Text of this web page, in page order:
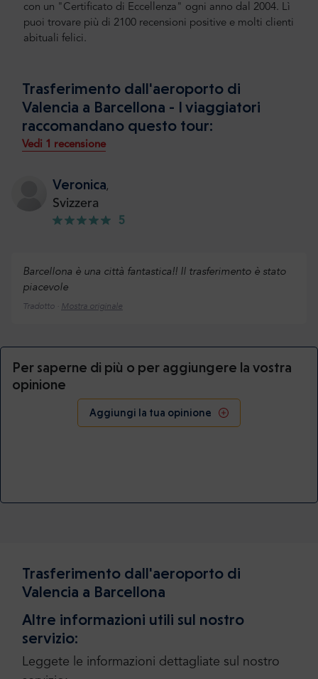
con un "Certificato di Eccellenza" ogni anno dal 2004. Lì
puoi trovare più di 2100 recensioni positive e molti clienti
abituali felici.
Trasferimento dall'aeroporto di
Valencia a Barcellona - I viaggiatori
raccomandano questo tour:
Vedi 1 recensione
Veronica,
Svizzera
5
Barcellona è una città fantastica!! Il trasferimento è stato
piacevole
Tradotto · Mostra originale
Per saperne di più o per aggiungere la vostra
opinione
Aggiungi la tua opinione
Trasferimento dall'aeroporto di
Valencia a Barcellona
Altre informazioni utili sul nostro
servizio:
Leggete le informazioni dettagliate sul nostro